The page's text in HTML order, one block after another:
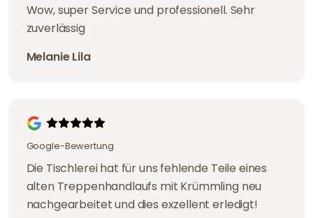
Wow, super Service und professionell. Sehr
zuverlässig
Melanie Lila
Google-Bewertung
Die Tischlerei hat für uns fehlende Teile eines
alten Treppenhandlaufs mit Krümmling neu
nachgearbeitet und dies exzellent erledigt!